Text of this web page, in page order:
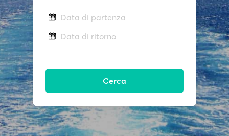
Data di partenza
Data di ritorno
Cerca